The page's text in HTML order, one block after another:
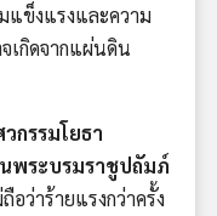
แข็งแรงและความ
เกิดจากแผ่นดิน
กรรมโยธา
พระบรมราชูปถัมภ์
ว่าร้ายแรงกว่าครั้ง